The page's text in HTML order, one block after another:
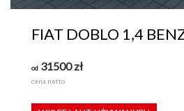
FIAT DOBLO 1,4
od 31500zł
cena netto